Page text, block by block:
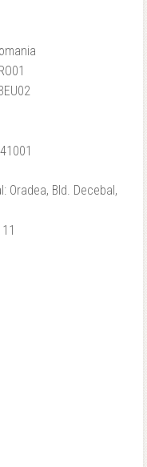
Bld. Decebal,